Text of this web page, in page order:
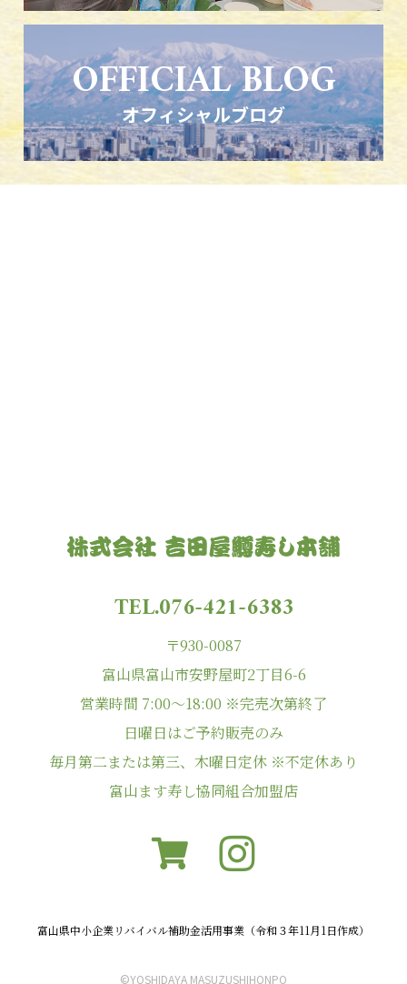
OFFICIAL BLOG
オフィシャルブログ
TEL.076-421-6383
〒930-0087
富山県富山市安野屋町2丁目6-6
営業時間 7:00〜18:00 ※完売次第終了
日曜日はご予約販売のみ
毎月第二または第三、木曜日定休 ※不定休あり
富山ます寿し協同組合加盟店
富山県中小企業リバイバル補助金活用事業（令和３年11月1日作成）
©︎YOSHIDAYA MASUZUSHIHONPO